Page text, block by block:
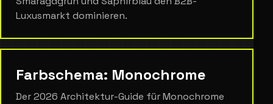
Luxusmarkt dominieren.
Farbschema: Monochrome
Der 2026 Architektur-Guide für Monochrome